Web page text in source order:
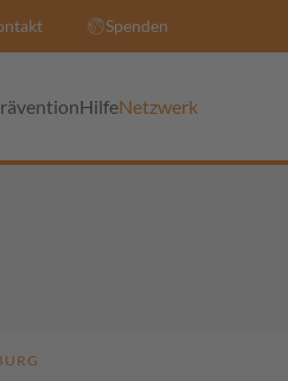
Spenden
HilfeNetzwerk